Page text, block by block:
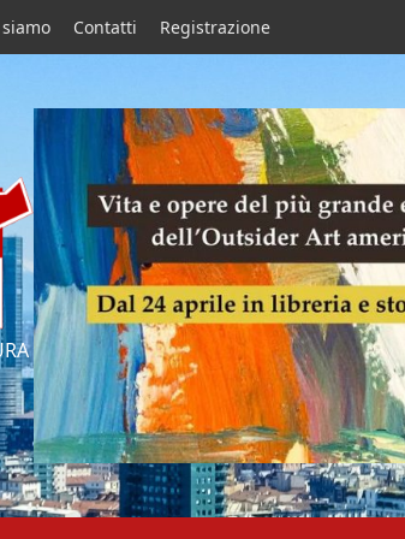
Contatti Registrazione